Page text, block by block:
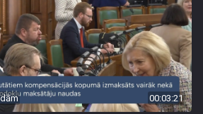
00:03:21